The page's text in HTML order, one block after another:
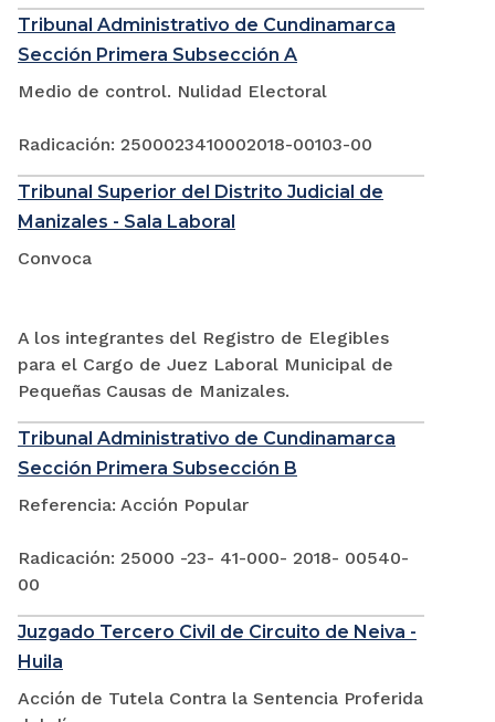
Tribunal Administrativo de Cundinamarca
Sección Primera Subsección A
Medio de control. Nulidad Electoral
Radicación: 2500023410002018-00103-00
Tribunal Superior del Distrito Judicial de
Manizales - Sala Laboral
Convoca
A los integrantes del Registro de Elegibles
para el Cargo de Juez Laboral Municipal de
Pequeñas Causas de Manizales.
Tribunal Administrativo de Cundinamarca
Sección Primera Subsección B
Referencia: Acción Popular
Radicación: 25000 -23- 41-000- 2018- 00540-
00
Juzgado Tercero Civil de Circuito de Neiva -
Huila
Acción de Tutela Contra la Sentencia Proferida